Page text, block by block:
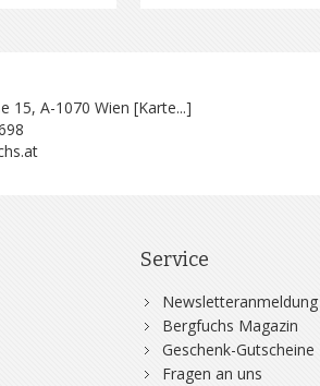
15, A-1070 Wien [Karte...]
Service
Newsletteranmeldung
Bergfuchs Magazin
Geschenk-Gutscheine
Fragen an uns